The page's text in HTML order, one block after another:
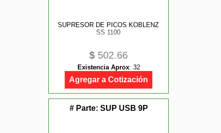
SUPRESOR DE PICOS KOBLENZ
SS 1100
$ 502.66
Existencia Aprox: 32
Agregar a Cotización
# Parte: SUP USB 9P